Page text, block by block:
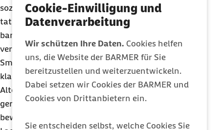
Cookie-Einwilligung und
Datenverarbeitung
Wir schützen Ihre Daten. Cookies helfen
uns, die Website der BARMER für Sie
bereitzustellen und weiterzuentwickeln.
Dabei setzen wir Cookies der BARMER und
Cookies von Drittanbietern ein.
Sie entscheiden selbst, welche Cookies Sie
sozialen Medien erhält, für das eigene Leben
tatsächlich wichtig oder vielleicht doch eher ein
banales Geplätscher, das sogleich wieder
vergessen ist? Steht fest, wie viel Zeit für
Smartphone und Co. anfallen, kann man sich
klarer Gedanken machen über analoge
Alternativen, die vielleicht in Vergessenheit
geraten sind. Sportliche Bewegung ist eine
bewährte Alternative. Sie sind ebenso dazu in der